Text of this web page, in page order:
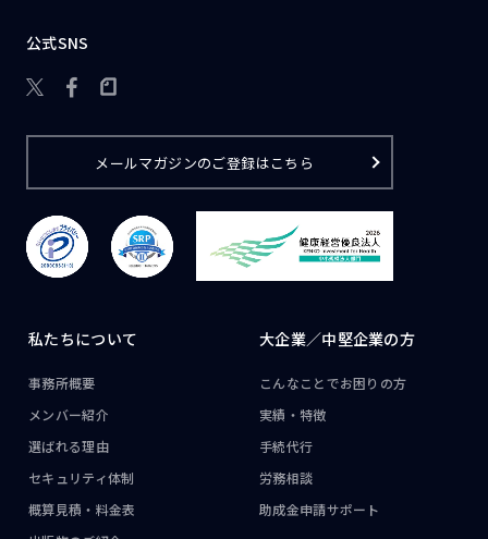
公式SNS

メールマガジンのご登録はこちら
私たちについて
事務所概要
メンバー紹介
選ばれる理由
セキュリティ体制
概算見積・料金表
大企業／中堅企業の方
こんなことでお困りの方
実績・特徴
手続代行
労務相談
助成金申請サポート